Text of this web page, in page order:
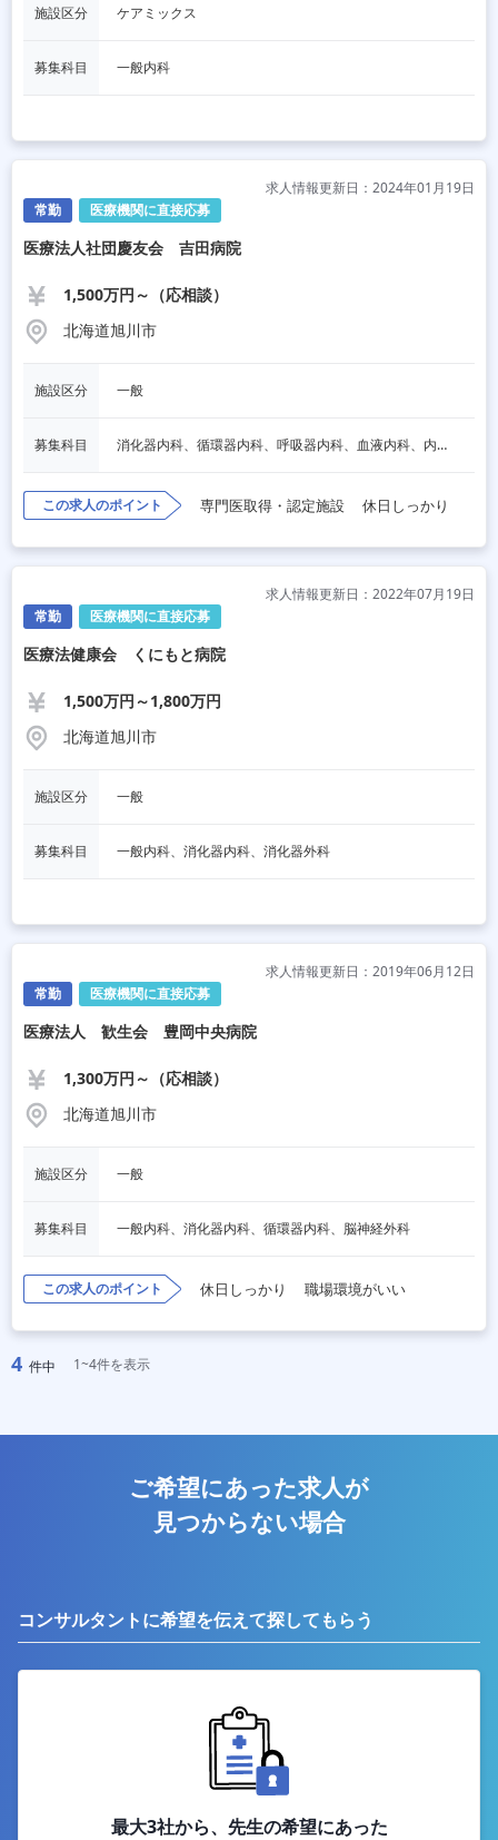
施設区分 ケアミックス
募集科目 一般内科
常勤 医療機関に直接応募
求人情報更新日：2024年01月19日
医療法人社団慶友会 吉田病院
1,500万円～（応相談）
北海道旭川市
施設区分 一般
募集科目 消化器内科、循環器内科、呼吸器内科、血液内科、内分泌内科、整形外科
この求人のポイント 専門医取得・認定施設 休日しっかり
常勤 医療機関に直接応募
求人情報更新日：2022年07月19日
医療法健康会 くにもと病院
1,500万円～1,800万円
北海道旭川市
施設区分 一般
募集科目 一般内科、消化器内科、消化器外科
常勤 医療機関に直接応募
求人情報更新日：2019年06月12日
医療法人 歓生会 豊岡中央病院
1,300万円～（応相談）
北海道旭川市
施設区分 一般
募集科目 一般内科、消化器内科、循環器内科、脳神経外科
この求人のポイント 休日しっかり 職場環境がいい
4 件中 1~4件を表示
ご希望にあった求人が
見つからない場合
コンサルタントに希望を伝えて探してもらう
最大3社から、先生の希望にあった